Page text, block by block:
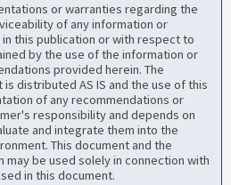
or warranties regarding the
of any information or
this publication or with respect to
by the use of the information or
provided herein. The
distributed AS IS and the use of this
of any recommendations or
responsibility and depends on
and integrate them into the
This document and the
be used solely in connection with
in this document.